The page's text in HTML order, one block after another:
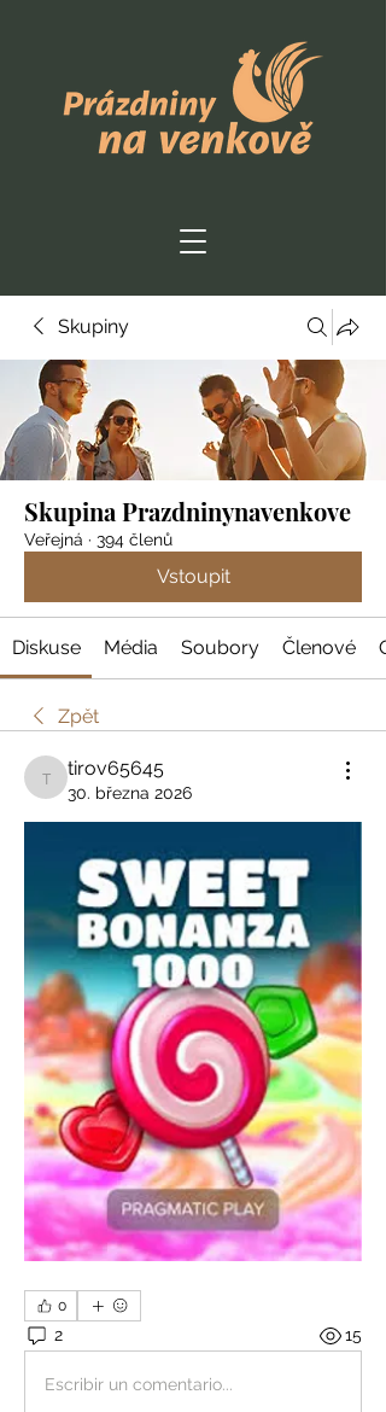
Skupiny
Skupina Prazdninynavenkove
Veřejná · 394 členů
Vstoupit
Diskuse Média Soubory Členové
Zpět
tirov65645
tirov65645
30. března 2026
0
2 15
Escribir un comentario...